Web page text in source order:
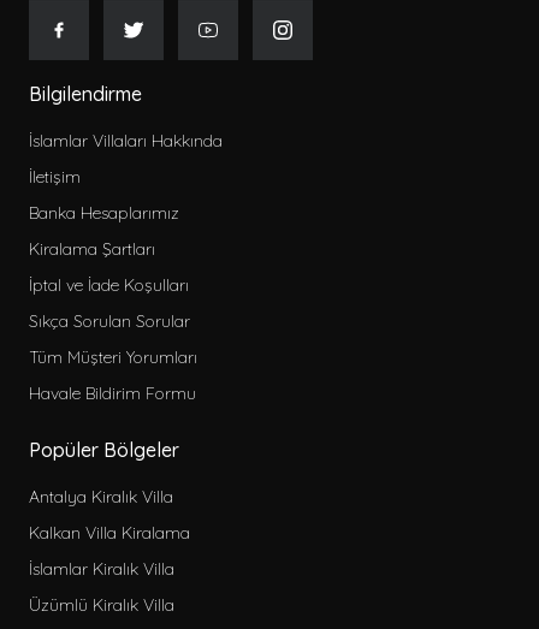
Bilgilendirme
İslamlar Villaları Hakkında
İletişim
Banka Hesaplarımız
Kiralama Şartları
İptal ve İade Koşulları
Sıkça Sorulan Sorular
Tüm Müşteri Yorumları
Havale Bildirim Formu
Popüler Bölgeler
Antalya Kiralık Villa
Kalkan Villa Kiralama
İslamlar Kiralık Villa
Üzümlü Kiralık Villa